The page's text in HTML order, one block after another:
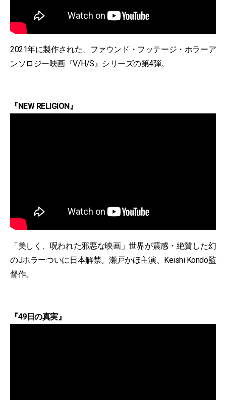
2021年に製作された、ファウンド・フッテージ・ホラーア
ンソロジー映画『V/H/S』シリーズの第4弾。
『NEW RELIGION』
「美しく、呪われた邪悪な映画」世界が震感・絶賛した幻
のJホラーついに日本解禁。瀬戸かほ主演、Keishi Kondo監
督作。
『49日の真実』